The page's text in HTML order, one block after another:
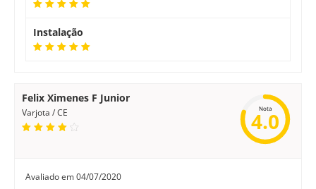
Instalação
Felix Ximenes F Junior
Varjota / CE Nota
4.0
Avaliado em04/07/2020